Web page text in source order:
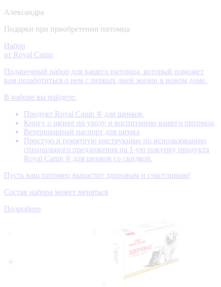
Александра
Подарки при приобретении питомца
Набор
от Royal Canin
Подарочный набор для вашего питомца, который поможет
вам позаботиться о нем с первых дней жизни в новом доме.
В наборе вы найдете:
Продукт Royal Canin ® для щенков,
Книгу о щенке по уходу и воспитанию вашего питомца,
Ветеринарный паспорт для щенка
Простую и понятную инструкцию по использованию
специального предложения на 1-ую покупку продукта
Royal Canin ® для щенков со скидкой.
Пусть ваш питомец вырастит здоровым и счастливым!
Состав набора может меняться
Подробнее